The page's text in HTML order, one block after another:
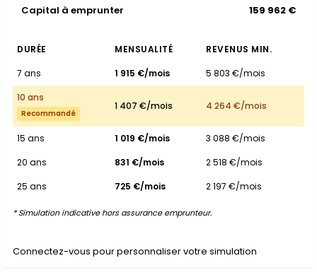
Capital à emprunter 159 962 €
DURÉE MENSUALITÉ
REVENUS MIN.
7 ans
1 915 €/mois
5 803 €/mois
10 ans
Recommandé
1 407 €/mois 4 264 €/mois
15 ans 1 019 €/mois
3 088 €/mois
20 ans
831 €/mois
2 518 €/mois
25 ans
725 €/mois 2 197 €/mois
* Simulation indicative hors assurance emprunteur.
Connectez-vous pour personnaliser votre simulation